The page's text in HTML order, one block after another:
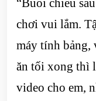
“Buổi chiều
chơi vui lắm.
máy tính bảng,
ăn tối xong thì
video cho em,